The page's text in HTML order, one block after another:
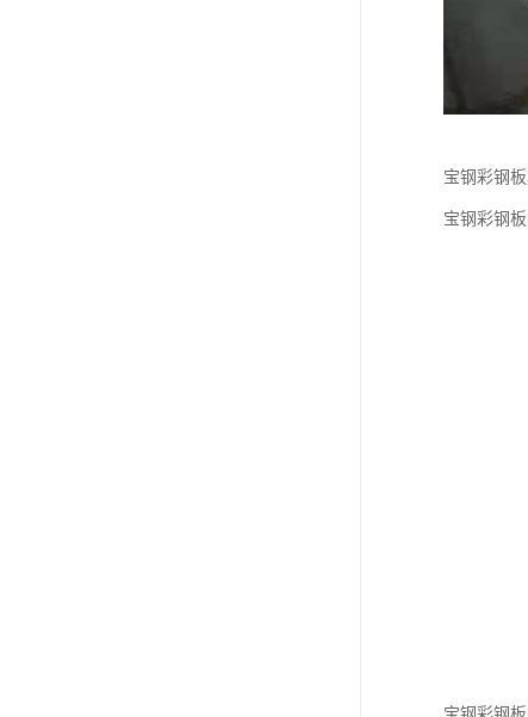
宝钢彩钢
宝钢彩钢
宝钢彩钢